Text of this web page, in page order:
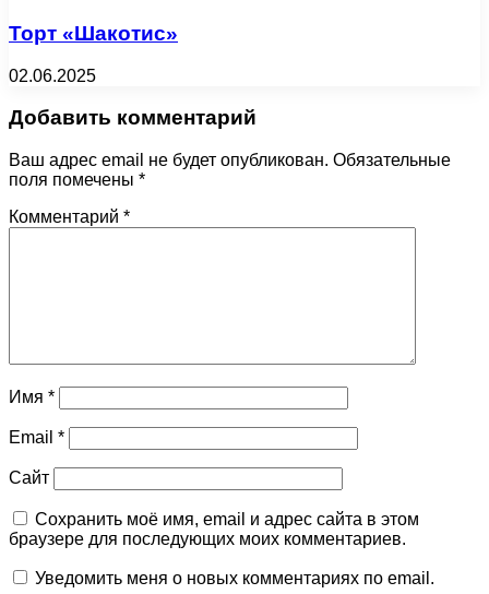
Торт «Шакотис»
02.06.2025
Добавить комментарий
Ваш адрес email не будет опубликован. Обязательные
поля помечены *
Комментарий *
Имя *
Email *
Сайт
Сохранить моё имя, email и адрес сайта в этом
браузере для последующих моих комментариев.
Уведомить меня о новых комментариях по email.